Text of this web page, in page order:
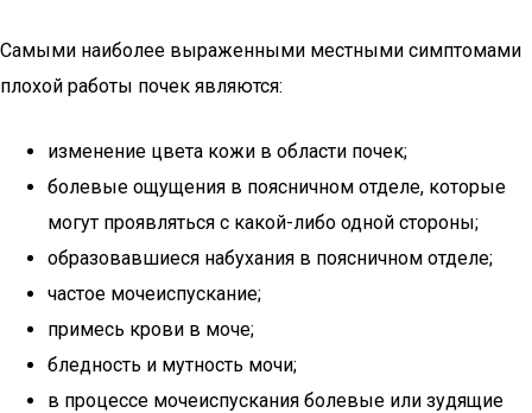
Самыми наиболее выраженными местными симптомами
плохой работы почек являются:
изменение цвета кожи в области почек;
болевые ощущения в поясничном отделе, которые
могут проявляться с какой-либо одной стороны;
образовавшиеся набухания в поясничном отделе;
частое мочеиспускание;
примесь крови в моче;
бледность и мутность мочи;
в процессе мочеиспускания болевые или зудящие